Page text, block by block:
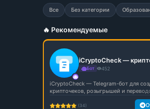
Все Без категории
🔥 Рекомендуемые
Бот 452
iCryptoCheck — Telegram-бот для
крипточеков, розыгрышей и
(34)